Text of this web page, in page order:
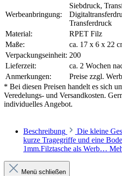
Werbeanbringung:
Siebdruck,
Transferdruck
Material:
RPET Filz
Maße:
ca. 17 x 6 x 22
Verpackungseinheit: 200
Lieferzeit:
ca. 2 Wochen
Anmerkungen:
Preise zzgl.
* Bei diesen Preisen handelt es sich
Veredelungs- und Versandkosten.
individuelles Angebot.
Beschreibung
Die kleine
kurze Tragegriffe und eine
1mm.Filztasche als Werb…
Menü schließen